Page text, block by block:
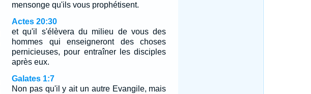
mensonge qu'ils vous prophétisent.
Actes 20:30
et qu'il s'élèvera du milieu de vous des
hommes qui enseigneront des choses
pernicieuses, pour entraîner les disciples
après eux.
Galates 1:7
Non pas qu'il y ait un autre Evangile, mais